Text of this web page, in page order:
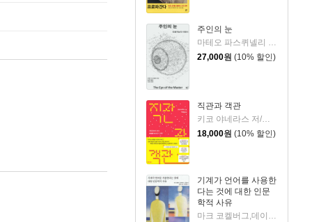
주인의 눈
마테오 파스퀴넬리 저/김상민 역/이광석 해제
27,000원 (10% 할인)
직관과 객관
키코 야네라스 저/이소영 역
18,000원 (10% 할인)
기계가 언어를 사용한
다는 것에 대한 인문
학적 사유
마크 코켈버그,데이비드 J. 건컬 저/신동숙 역/손화철 감수